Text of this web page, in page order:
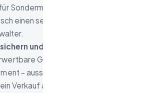
Sondermüll. Bei Insolvenzfällen
einen separaten Verwertungsbericht
und verwerten:
Gegenstände – Maschinen,
– aussortiert und der Verwertung
Verkauf an Gebrauchthändler sein,